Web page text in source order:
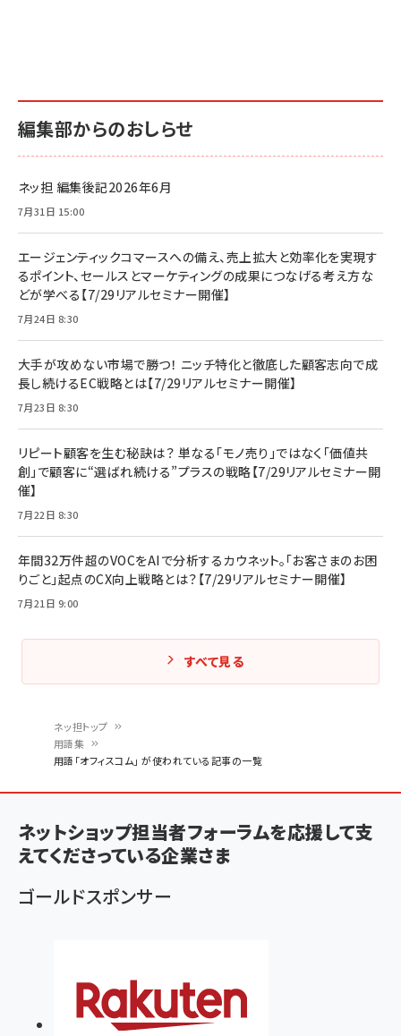
ン
く
ず
ネッ担トップ
用語集
用語「オフィスコム」 が使われている記事の一覧
編集部からのおしらせ
ネッ担 編集後記2026年6月
7月31日 15:00
エージェンティックコマースへの備え、売上拡大と効率化を実現す
るポイント、セールスとマーケティングの成果につなげる考え方な
どが学べる【7/29リアルセミナー開催】
7月24日 8:30
大手が攻めない市場で勝つ！ ニッチ特化と徹底した顧客志向で成
長し続けるEC戦略とは【7/29リアルセミナー開催】
7月23日 8:30
リピート顧客を生む秘訣は？ 単なる「モノ売り」ではなく「価値共
創」で顧客に“選ばれ続ける”プラスの戦略【7/29リアルセミナー開
催】
7月22日 8:30
年間32万件超のVOCをAIで分析するカウネット。「お客さまのお困
りごと」起点のCX向上戦略とは？【7/29リアルセミナー開催】
7月21日 9:00
すべて見る
ネットショップ担当者フォーラムを応援して支
えてくださっている企業さま
ゴールドスポンサー